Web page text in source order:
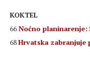
KOKTEL
66Noćno planinarenje:
68Hrvatska zabranjuje